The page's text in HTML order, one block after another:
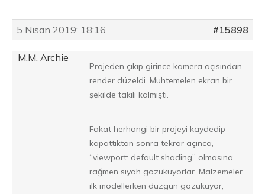
5 Nisan 2019: 18:16 #15898
M.M. Archie
Projeden çıkıp girince kamera açısından
render düzeldi. Muhtemelen ekran bir
şekilde takılı kalmıştı.
Fakat herhangi bir projeyi kaydedip
kapattıktan sonra tekrar açınca,
“viewport: default shading” olmasına
rağmen siyah gözüküyorlar. Malzemeler
ilk modellerken düzgün gözüküyor,